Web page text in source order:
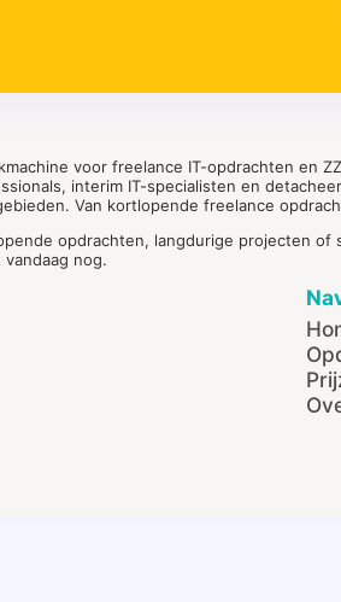
voor freelance IT-opdrachten en
interim IT-specialisten en
Van kortlopende freelance
opdrachten, langdurige projecten of
nog.